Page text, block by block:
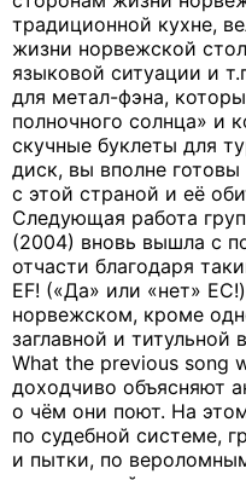
традиционной кухне,
жизни норвежской
языковой ситуации и
для метал-фэна,
полночного солнца» и
скучные буклеты для
диск, вы вполне
с этой страной и её
Следующая работа
(2004) вновь вышла с
отчасти благодаря
EF! («Да» или «нет»
норвежском, кроме
заглавной и
What the previous song
доходчиво объясняют
о чём они поют. На
по судебной системе,
и пытки, по